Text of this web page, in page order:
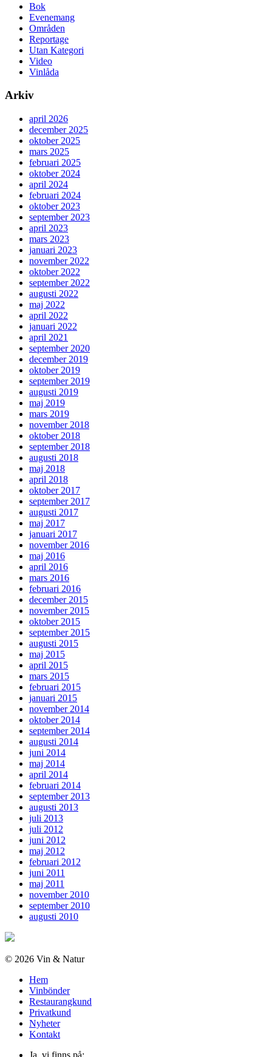
Bok
Evenemang
Områden
Reportage
Utan Kategori
Video
Vinlåda
Arkiv
april 2026
december 2025
oktober 2025
mars 2025
februari 2025
oktober 2024
april 2024
februari 2024
oktober 2023
september 2023
april 2023
mars 2023
januari 2023
november 2022
oktober 2022
september 2022
augusti 2022
maj 2022
april 2022
januari 2022
april 2021
september 2020
december 2019
oktober 2019
september 2019
augusti 2019
maj 2019
mars 2019
november 2018
oktober 2018
september 2018
augusti 2018
maj 2018
april 2018
oktober 2017
september 2017
augusti 2017
maj 2017
januari 2017
november 2016
maj 2016
april 2016
mars 2016
februari 2016
december 2015
november 2015
oktober 2015
september 2015
augusti 2015
maj 2015
april 2015
mars 2015
februari 2015
januari 2015
november 2014
oktober 2014
september 2014
augusti 2014
juni 2014
maj 2014
april 2014
februari 2014
september 2013
augusti 2013
juli 2013
juli 2012
juni 2012
maj 2012
februari 2012
juni 2011
maj 2011
november 2010
september 2010
augusti 2010
© 2026 Vin & Natur
Hem
Vinbönder
Restaurangkund
Privatkund
Nyheter
Kontakt